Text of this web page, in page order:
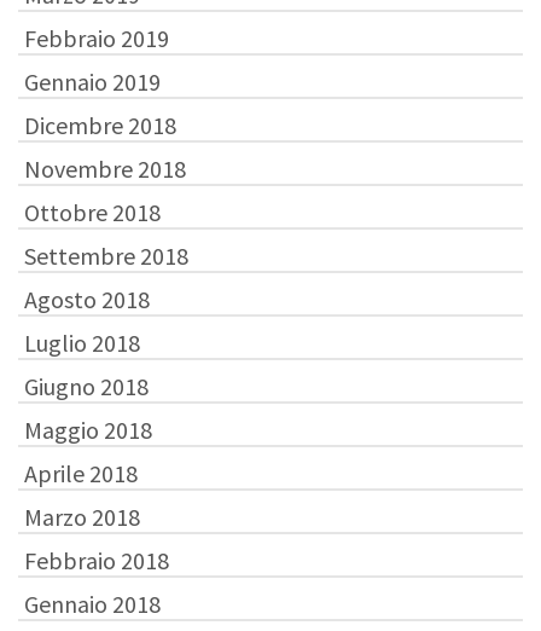
Febbraio 2019
Gennaio 2019
Dicembre 2018
Novembre 2018
Ottobre 2018
Settembre 2018
Agosto 2018
Luglio 2018
Giugno 2018
Maggio 2018
Aprile 2018
Marzo 2018
Febbraio 2018
Gennaio 2018